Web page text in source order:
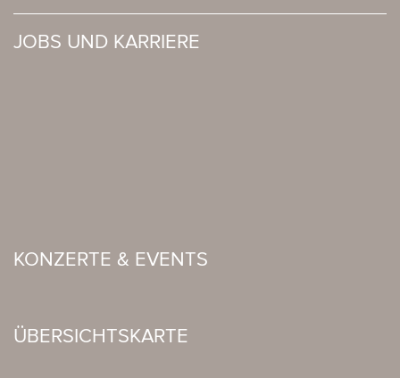
JOBS UND KARRIERE
KONZERTE & EVENTS
ÜBERSICHTSKARTE